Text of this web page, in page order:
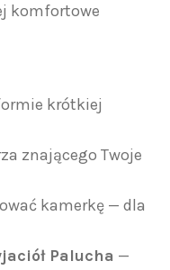
komfortowe
krótkiej
znającego Twoje
kamerkę — dla
Palucha —